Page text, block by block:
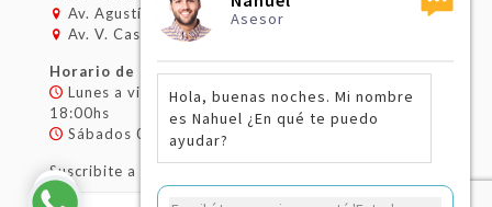
Av. Agustín M. García 8037, Nordelta, Bs. As.
Av. V. Castro 958, Pilar, Buenos Aires.
Horario de atención:
Lunes a viernes 08:00hs – 12:30hs / 14:00hs –
18:00hs
Sábados 08:00hs – 13:00hs
Suscribite a nuestro newsletter:
Asesor
Hola, buenas noches. Mi nombre
es Nahuel ¿En qué te puedo
ayudar?